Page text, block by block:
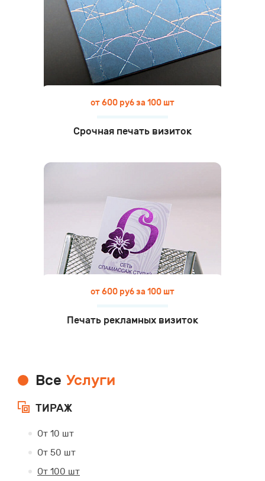
от 600 руб за 100 шт
Срочная печать визиток
от 600 руб за 100 шт
Печать рекламных визиток
Все Услуги
ТИРАЖ
От 10 шт
От 50 шт
От 100 шт